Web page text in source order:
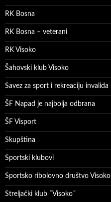
RK Bosna
RK Bosna – veterani
RK Visoko
Šahovski klub Visoko
Savez za sport i rekreaciju invalida
ŠF Napad je najbolja odbrana
ŠF Visport
Skupština
Sportski klubovi
Sportsko ribolovno društvo Visoko
Streljački klub ˝Visoko˝